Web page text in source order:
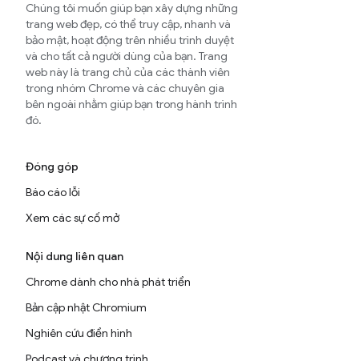
Chúng tôi muốn giúp bạn xây dựng những
trang web đẹp, có thể truy cập, nhanh và
bảo mật, hoạt động trên nhiều trình duyệt
và cho tất cả người dùng của bạn. Trang
web này là trang chủ của các thành viên
trong nhóm Chrome và các chuyên gia
bên ngoài nhằm giúp bạn trong hành trình
đó.
Đóng góp
Báo cáo lỗi
Xem các sự cố mở
Nội dung liên quan
Chrome dành cho nhà phát triển
Bản cập nhật Chromium
Nghiên cứu điển hình